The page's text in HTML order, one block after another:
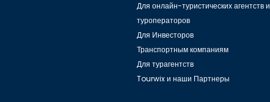
Для онлайн-туристических агентств и
туроператоров
Для Инвесторов
Транспортным компаниям
Для турагентств
Tourwix и наши Партнеры